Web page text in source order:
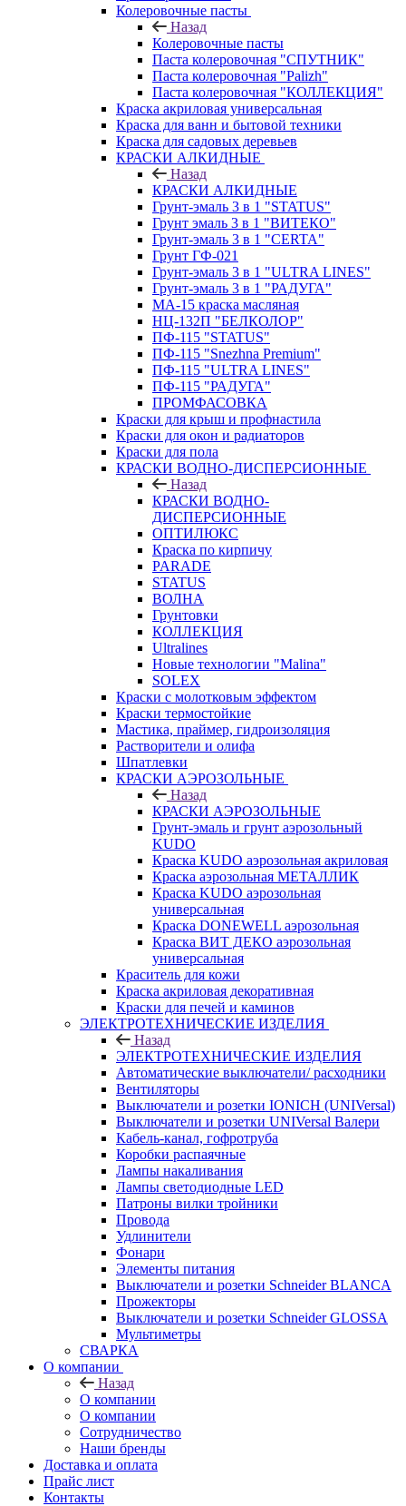
Колеровочные пасты
Назад
Колеровочные пасты
Паста колеровочная "СПУТНИК"
Паста колеровочная "Palizh"
Паста колеровочная "КОЛЛЕКЦИЯ"
Краска акриловая универсальная
Краска для ванн и бытовой техники
Краска для садовых деревьев
КРАСКИ АЛКИДНЫЕ
Назад
КРАСКИ АЛКИДНЫЕ
Грунт-эмаль 3 в 1 "STATUS"
Грунт эмаль 3 в 1 "ВИТЕКО"
Грунт-эмаль 3 в 1 "CERTA"
Грунт ГФ-021
Грунт-эмаль 3 в 1 "ULTRA LINES"
Грунт-эмаль 3 в 1 "РАДУГА"
МА-15 краска масляная
НЦ-132П "БЕЛКОЛОР"
ПФ-115 "STATUS"
ПФ-115 "Snezhna Premium"
ПФ-115 "ULTRA LINES"
ПФ-115 "РАДУГА"
ПРОМФАСОВКА
Краски для крыш и профнастила
Краски для окон и радиаторов
Краски для пола
КРАСКИ ВОДНО-ДИСПЕРСИОННЫЕ
Назад
КРАСКИ ВОДНО-
ДИСПЕРСИОННЫЕ
ОПТИЛЮКС
Краска по кирпичу
PARADE
STATUS
ВОЛНА
Грунтовки
КОЛЛЕКЦИЯ
Ultralines
Новые технологии "Malina"
SOLEX
Краски с молотковым эффектом
Краски термостойкие
Мастика, праймер, гидроизоляция
Растворители и олифа
Шпатлевки
КРАСКИ АЭРОЗОЛЬНЫЕ
Назад
КРАСКИ АЭРОЗОЛЬНЫЕ
Грунт-эмаль и грунт аэрозольный
KUDO
Краска KUDO аэрозольная акриловая
Краска аэрозольная МЕТАЛЛИК
Краска KUDO аэрозольная
универсальная
Краска DONEWELL аэрозольная
Краска ВИТ ДЕКО аэрозольная
универсальная
Краситель для кожи
Краска акриловая декоративная
Краски для печей и каминов
ЭЛЕКТРОТЕХНИЧЕСКИЕ ИЗДЕЛИЯ
Назад
ЭЛЕКТРОТЕХНИЧЕСКИЕ ИЗДЕЛИЯ
Автоматические выключатели/ расходники
Вентиляторы
Выключатели и розетки IONICH (UNIVersal)
Выключатели и розетки UNIVersal Валери
Кабель-канал, гофротруба
Коробки распаячные
Лампы накаливания
Лампы светодиодные LED
Патроны вилки тройники
Провода
Удлинители
Фонари
Элементы питания
Выключатели и розетки Schneider BLANCA
Прожекторы
Выключатели и розетки Schneider GLOSSA
Мультиметры
СВАРКА
О компании
Назад
О компании
О компании
Сотрудничество
Наши бренды
Доставка и оплата
Прайс лист
Контакты